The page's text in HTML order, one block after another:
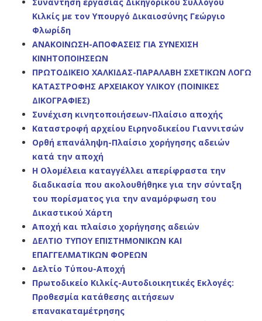
Κιλκίς με τον Υπουργό Δικαιοσύνης Γεώργιο
Φλωρίδη
ΑΝΑΚΟΙΝΩΣΗ-ΑΠΟΦΑΣΕΙΣ ΓΙΑ ΣΥΝΕΧΙΣΗ
ΚΙΝΗΤΟΠΟΙΗΣΕΩΝ
ΠΡΩΤΟΔΙΚΕΙΟ ΧΑΛΚΙΔΑΣ-ΠΑΡΑΛΑΒΗ ΣΧΕΤΙΚΩΝ ΛΟΓΩ
ΚΑΤΑΣΤΡΟΦΗΣ ΑΡΧΕΙΑΚΟΥ ΥΛΙΚΟΥ (ΠΟΙΝΙΚΕΣ
ΔΙΚΟΓΡΑΦΙΕΣ)
Συνέχιση κινητοποιήσεων-Πλαίσιο αποχής
Καταστροφή αρχείου Ειρηνοδικείου Γιαννιτσών
Ορθή επανάληψη-Πλαίσιο χορήγησης αδειών
κατά την αποχή
Η Ολομέλεια καταγγέλλει απερίφραστα την
διαδικασία που ακολουθήθηκε για την σύνταξη
του πορίσματος για την αναμόρφωση του
Δικαστικού Χάρτη
Αποχή και πλαίσιο χορήγησης αδειών
ΔΕΛΤΙΟ ΤΥΠΟΥ ΕΠΙΣΤΗΜΟΝΙΚΩΝ ΚΑΙ
ΕΠΑΓΓΕΛΜΑΤΙΚΩΝ ΦΟΡΕΩΝ
Δελτίο Τύπου-Αποχή
Πρωτοδικείο Κιλκίς-Αυτοδιοικητικές Εκλογές:
Προθεσμία κατάθεσης αιτήσεων
επανακαταμέτρησης